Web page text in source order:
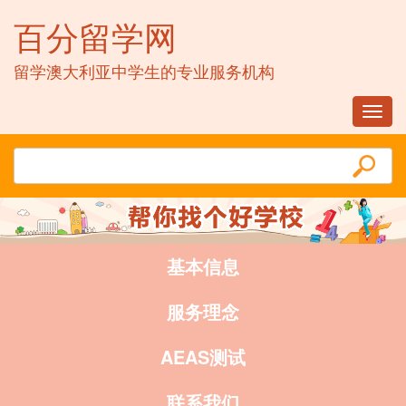
百分留学网
留学澳大利亚中学生的专业服务机构
基本信息
服务理念
AEAS测试